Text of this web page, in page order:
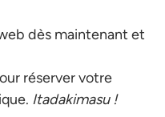
dès maintenant et
réserver votre
Itadakimasu !